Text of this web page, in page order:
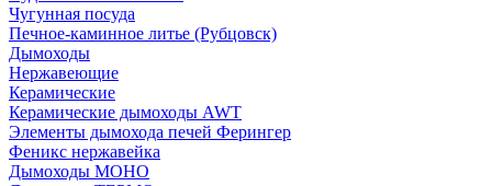
Чугунная посуда
Печное-каминное литье (Рубцовск)
Дымоходы
Нержавеющие
Керамические
Керамические дымоходы AWT
Элементы дымохода печей Ферингер
Феникс нержавейка
Дымоходы МОНО